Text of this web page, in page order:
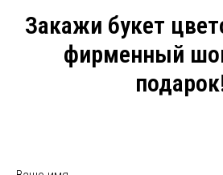
Закажи букет
фирменный